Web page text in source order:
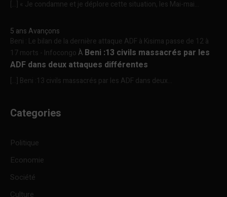
[…] « Je condamne et je déplore cette situation, les Mai-mai...
5 ans Avançons
Beni : Le bilan de la dernière attaque ADF à Kisima passe de 12 à
17 morts - InfocongoÀ Beni :13 civils massacrés par les
ADF dans deux attaques différentes
[…] Beni :13 civils massacrés par les ADF dans deux...
Categories
Politique
Economie
Société
Culture